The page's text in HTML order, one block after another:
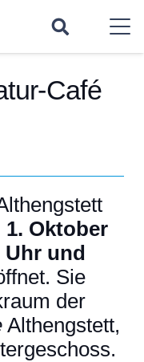
Café
1. Oktober
Uhr und
Sie
der
Althengstett,